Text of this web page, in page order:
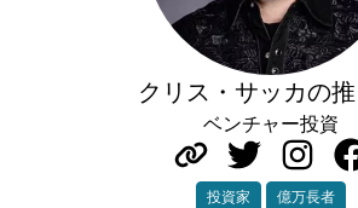
クリス・サッカの
ベンチャー投資
投資家 億万長者